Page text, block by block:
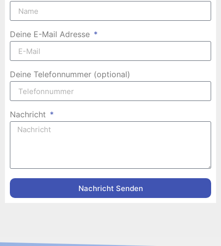
Deine E-Mail Adresse
Deine Telefonnummer (optional)
Nachricht
Nachricht Senden